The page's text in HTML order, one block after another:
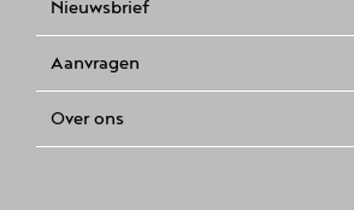
Nieuwsbrief
Aanvragen
Over ons